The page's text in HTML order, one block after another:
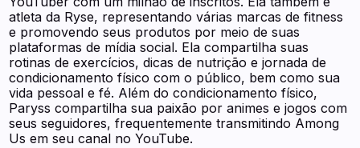
atleta da Ryse, representando várias marcas de fitness
e promovendo seus produtos por meio de suas
plataformas de mídia social. Ela compartilha suas
rotinas de exercícios, dicas de nutrição e jornada de
condicionamento físico com o público, bem como sua
vida pessoal e fé. Além do condicionamento físico,
Paryss compartilha sua paixão por animes e jogos com
seus seguidores, frequentemente transmitindo Among
Us em seu canal no YouTube.